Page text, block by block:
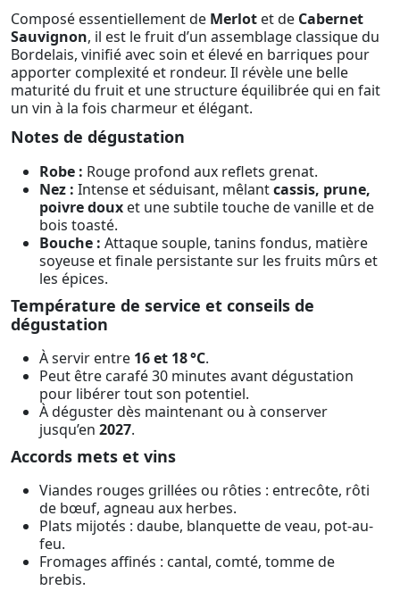
Composé essentiellement de Merlot et de Cabernet
Sauvignon, il est le fruit d’un assemblage classique du
Bordelais, vinifié avec soin et élevé en barriques pour
apporter complexité et rondeur. Il révèle une belle
maturité du fruit et une structure équilibrée qui en fait
un vin à la fois charmeur et élégant.
Notes de dégustation
Robe : Rouge profond aux reflets grenat.
Nez : Intense et séduisant, mêlantcassis, prune,
poivre doux et une subtile touche de vanille et de
bois toasté.
Bouche : Attaque souple, tanins fondus, matière
soyeuse et finale persistante sur les fruits mûrs et
les épices.
Température de service et conseils de
dégustation
À servir entre 16 et 18 °C.
Peut être carafé 30 minutes avant dégustation
pour libérer tout son potentiel.
À déguster dès maintenant ou à conserver
jusqu’en 2027.
Accords mets et vins
Viandes rouges grillées ou rôties : entrecôte, rôti
de bœuf, agneau aux herbes.
Plats mijotés : daube, blanquette de veau, pot-au-
feu.
Fromages affinés : cantal, comté, tomme de
brebis.